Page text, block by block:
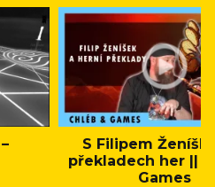
S Filipem
překladech her ||
Games